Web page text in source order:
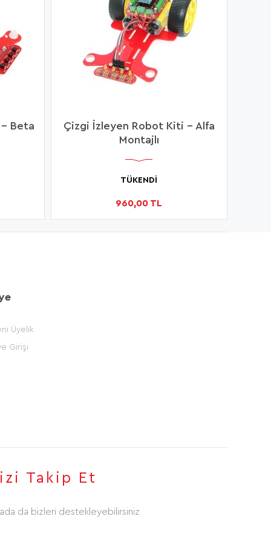
- Beta
Çizgi İzleyen Robot Kiti - Alfa
Montajlı
960,00 TL
TÜKENDİ
Üyelik
Girişi
Takip Et
da bizleri destekleyebilirsiniz